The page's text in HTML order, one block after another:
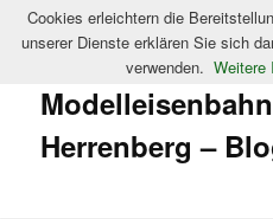
Herrenberg –
Cookies erleichtern die
unserer Dienste erklären Sie sich
verwenden. Weitere